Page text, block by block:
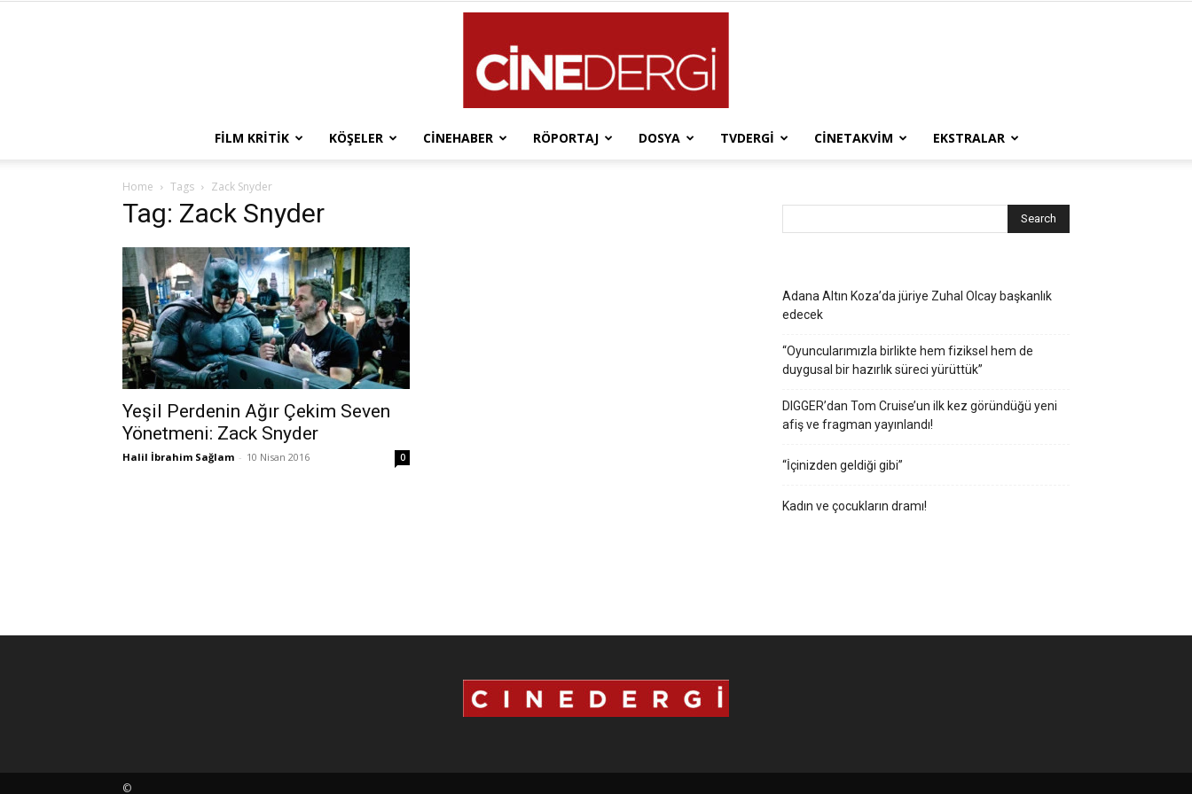
FILM KRITIK KÖŞELER CINEHABER RÖPORTAJ DOSYA TVDERGI CINETAKVIM EKSTRALAR
Home Tags Zack Snyder
Tag: Zack Snyder
Yeşil Perdenin Ağır Çekim Seven
Yönetmeni: Zack Snyder
Halil İbrahim Sağlam - 10 Nisan 2016 0
Adana Altın Koza’da jüriye Zuhal Olcay başkanlık
edecek
“Oyuncularımızla birlikte hem fiziksel hem de
duygusal bir hazırlık süreci yürüttük”
DIGGER’dan Tom Cruise’un ilk kez göründüğü yeni
afiş ve fragman yayınlandı!
“İçinizden geldiği gibi”
Kadın ve çocukların dramı!
©